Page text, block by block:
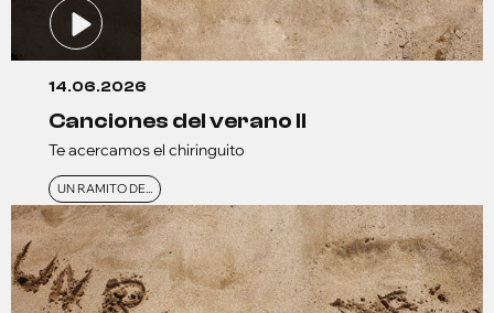
14.06.2026
canciones del verano ll
Te acercamos el chiringuito
UN RAMITO DE...